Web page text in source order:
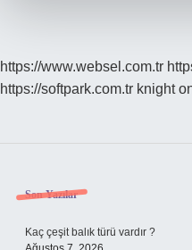
https://www.websel.com.tr
https://softpark.com.tr knight
Sidebar
Son Yazılar
Kaç çeşit balık türü vardır ?